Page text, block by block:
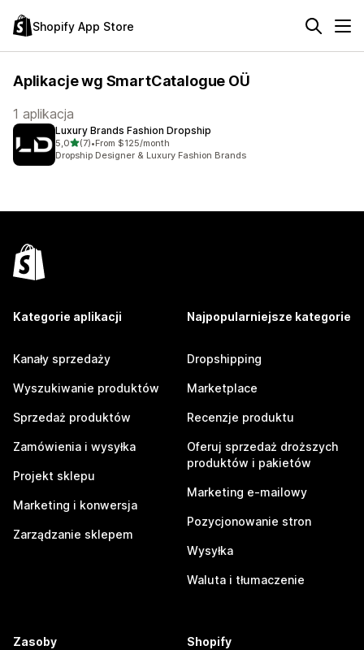
Shopify App Store
Aplikacje wg SmartCatalogue OÜ
1 aplikacja
Luxury Brands Fashion Dropship
5,0na 5 gwiazdek
(7)
Łączna liczba recenzji: 7
•From $125/month
Dropship Designer & Luxury Fashion Brands
Kategorie aplikacji
Kanały sprzedaży
Wyszukiwanie produktów
Sprzedaż produktów
Zamówienia i wysyłka
Projekt sklepu
Marketing i konwersja
Zarządzanie sklepem
Najpopularniejsze kategorie
Dropshipping
Marketplace
Recenzje produktu
Oferuj sprzedaż droższych
produktów i pakietów
Marketing e-mailowy
Pozycjonowanie stron
Wysyłka
Waluta i tłumaczenie
Zasoby Shopify